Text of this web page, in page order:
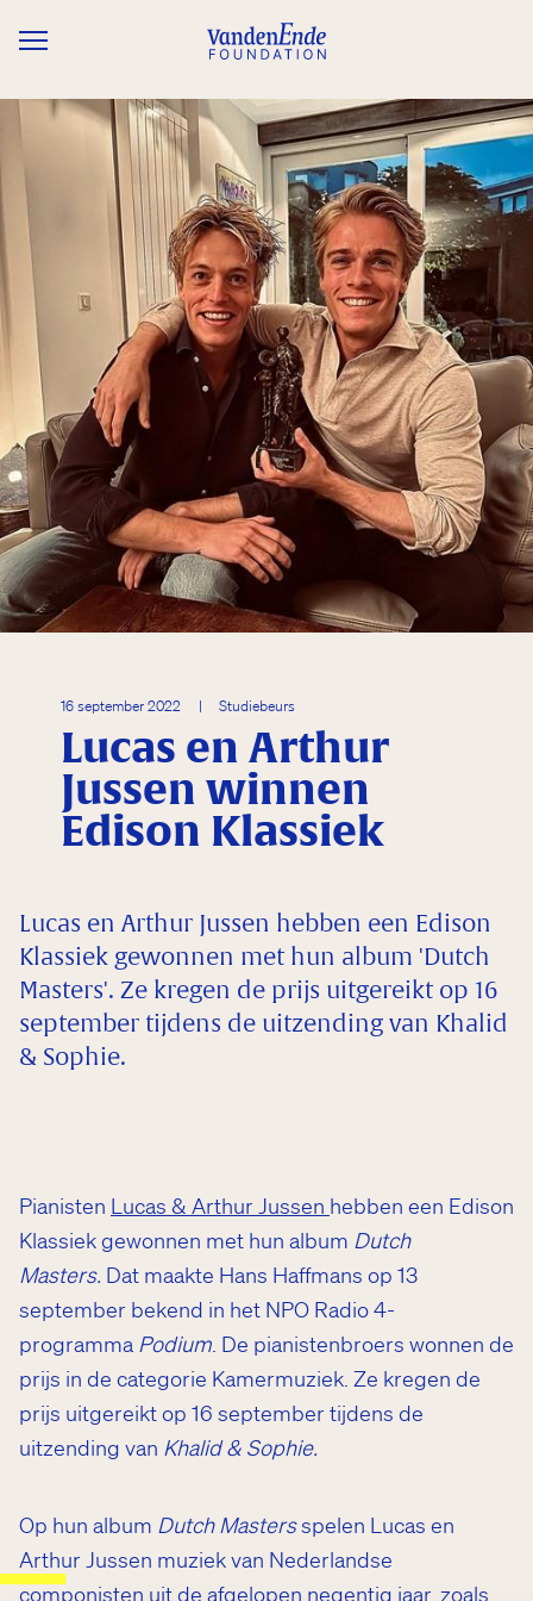
Overslaan en naar de inhoud gaan
16 september 2022 | Studiebeurs
Lucas en Arthur
Jussen winnen
Edison Klassiek
Lucas en Arthur Jussen hebben een Edison
Klassiek gewonnen met hun album 'Dutch
Masters'. Ze kregen de prijs uitgereikt op 16
september tijdens de uitzending van Khalid
& Sophie.
Pianisten Lucas & Arthur Jussen hebben een Edison
Klassiek gewonnen met hun album Dutch
Masters. Dat maakte Hans Haffmans op 13
september bekend in het NPO Radio 4-
programma Podium . De pianistenbroers wonnen de
prijs in de categorie Kamermuziek. Ze kregen de
prijs uitgereikt op 16 september tijdens de
uitzending van Khalid & Sophie.
Op hun album Dutch Mastersspelen Lucas en
Arthur Jussen muziek van Nederlandse
componisten uit de afgelopen negentig jaar, zoals